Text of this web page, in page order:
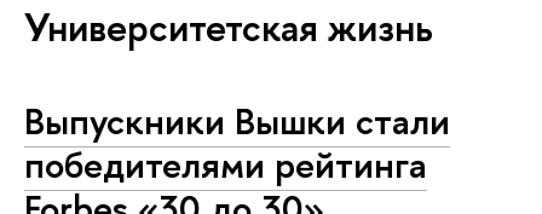
Университетская жизнь
Выпускники Вышки стали
победителями рейтинга